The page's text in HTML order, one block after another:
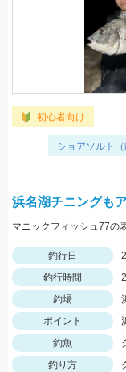
初心者向け
ショアソルト
浜名湖チニングも
マニックフィッシュ77の
釣行日
釣行時間
釣場
ポイント
釣魚
釣り方